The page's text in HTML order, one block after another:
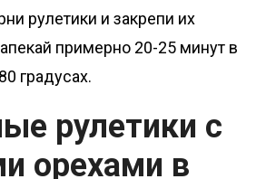
рулетики и закрепи их
примерно 20-25 минут в
градусах.
рулетики с
орехами в